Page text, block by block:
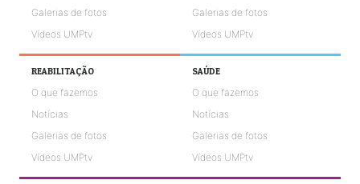
Galerias de fotos
Vídeos UMPtv
Galerias de fotos
Vídeos UMPtv
REABILITAÇÃO
O que fazemos
Notícias
Galerias de fotos
Vídeos UMPtv
SAÚDE
O que fazemos
Notícias
Galerias de fotos
Vídeos UMPtv